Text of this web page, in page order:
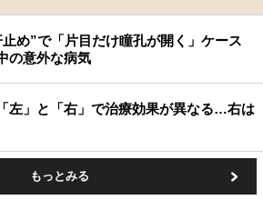
め”で「片目だけ瞳孔が開く」ケース
の意外な病気
左」と「右」で治療効果が異なる…右は
もっとみる